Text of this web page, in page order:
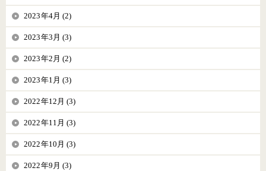
2023年4月 (2)
2023年3月 (3)
2023年2月 (2)
2023年1月 (3)
2022年12月 (3)
2022年11月 (3)
2022年10月 (3)
2022年9月 (3)